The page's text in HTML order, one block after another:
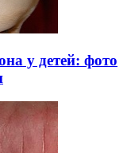
у детей: фото